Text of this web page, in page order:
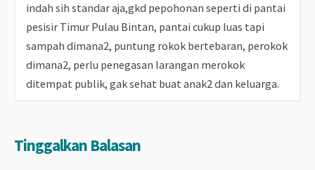
indah sih standar aja,gkd pepohonan seperti di pantai
pesisir Timur Pulau Bintan, pantai cukup luas tapi
sampah dimana2, puntung rokok bertebaran, perokok
dimana2, perlu penegasan larangan merokok
ditempat publik, gak sehat buat anak2 dan keluarga.
Tinggalkan Balasan